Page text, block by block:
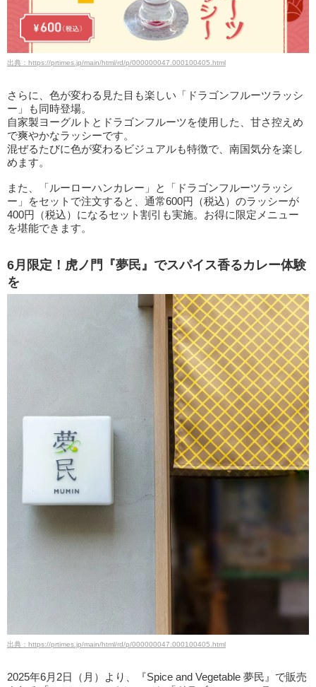
出典：https://prtimes.jp/main/html/rd/p/000000047.000100405.html
さらに、色が変わる見た目も楽しい「ドラゴンフルーツラッシ
ー」も同時登場。
自家製ヨーグルトとドラゴンフルーツを使用した、甘さ控えめ
で爽やかなラッシーです。
混ぜるたびに色が変わるビジュアルも特徴で、南国気分を楽し
めます。
また、「ルーローハンカレー」と「ドラゴンフルーツラッシ
ー」をセットで注文すると、通常600円（税込）のラッシーが
400円（税込）になるセット割引も実施。お得に限定メニュー
を堪能できます。
6月限定！虎ノ門『夢⺠』でスパイス香るカレー体験
を
出典：https://prtimes.jp/main/html/rd/p/000000047.000100405.html
2025年6月2日（月）より、『Spice and Vegetable 夢民』で販売